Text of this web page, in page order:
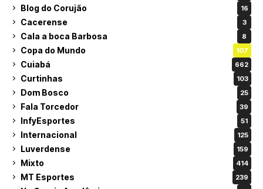
Blog do Corujão 16
Cacerense 3
Cala a boca Barbosa 8
Copa do Mundo 107
Cuiabá 662
Curtinhas 103
Dom Bosco 25
Fala Torcedor 39
InfyEsportes 51
Internacional 125
Luverdense 159
Mixto 414
MT Esportes 239